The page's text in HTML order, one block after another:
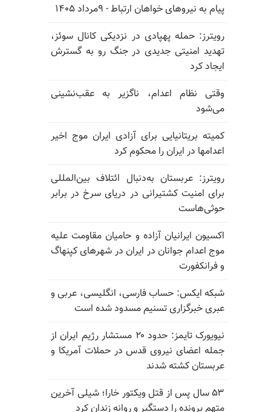
پیام به نیروهای خواهان ارتباط - ۹مرداد ۱۴۰۵
رویترز: حمله پهپادی در نزدیکی کانال سوئز،
تهدید امنیتی جدیدی در جنگ رو به گسترش
ایجاد کرد
وقتی نظام اعدام، ناگزیر به عقب‌نشینی
می‌شود
کمیته بریتانیایی برای آزادی ایران موج اخیر
اعدامها در ایران را محکوم کرد
رویترز: عربستان به‌دنبال ائتلاف بین‌المللی
برای امنیت کشتیرانی در دریای سرخ در برابر
حوثی‌هاست
اکسیون ایرانیان آزاده و حامیان مقاومت علیه
موج اعدام جوانان در ایران در شهرهای کپنهاگ
و فرانکفورت
شبکه ایکس: حساب فارسی، انگلیسی، عربی و
عبری خبرگزاری تسنیم مسدود شده است
نیویورک تایمز: حدود ۲۰ مستشار رژیم ایران از
جمله اعضای نیروی قدس در حملات آمریکا و
عربستان کشته شدند
۵۳ سال پس از قتل ویکتور خارا؛ شیلی آخرین
متهم پرونده را دستگیر و روانه زندان کرد